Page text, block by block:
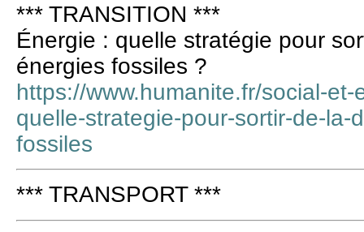
*** TRANSITION ***
Énergie : quelle stratégie pour
énergies fossiles ?
https://www.humanite.fr/social-
quelle-strategie-pour-sortir-de-la-
fossiles
*** TRANSPORT ***